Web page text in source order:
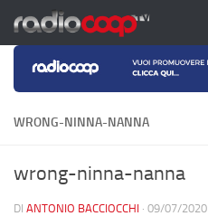
Salta al contenuto
WRONG-NINNA-NANNA
wrong-ninna-nanna
DI ANTONIO BACCIOCCHI · 09/07/2020